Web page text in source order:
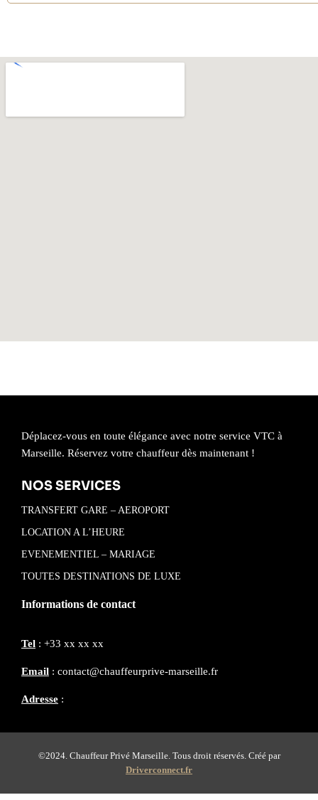
Déplacez-vous en toute élégance avec notre service VTC à
Marseille. Réservez votre chauffeur dès maintenant !
NOS SERVICES
TRANSFERT GARE – AEROPORT
LOCATION A L’HEURE
EVENEMENTIEL – MARIAGE
TOUTES DESTINATIONS DE LUXE
Informations de contact
Tel : +33 xx xx xx
Email : contact@chauffeurprive-marseille.fr
Adresse :
©2024. Chauffeur Privé Marseille. Tous droit réservés. Créé par
Driverconnect.fr